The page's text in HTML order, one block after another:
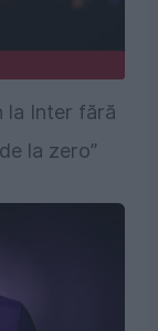
la Inter fără
la zero”